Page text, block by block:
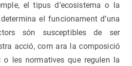
el tipus d’ecosistema o la
el funcionament d’una
són susceptibles de ser
acció, com ara la composició
o les normatives que regulen la